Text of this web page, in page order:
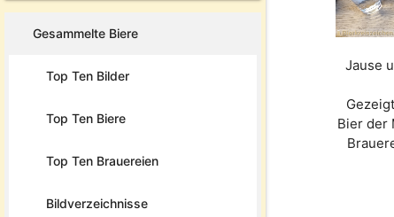
Gesammelte Biere
Top Ten Bilder
Top Ten Biere
Top Ten Brauereien
Bildverzeichnisse
Jause
Bier der